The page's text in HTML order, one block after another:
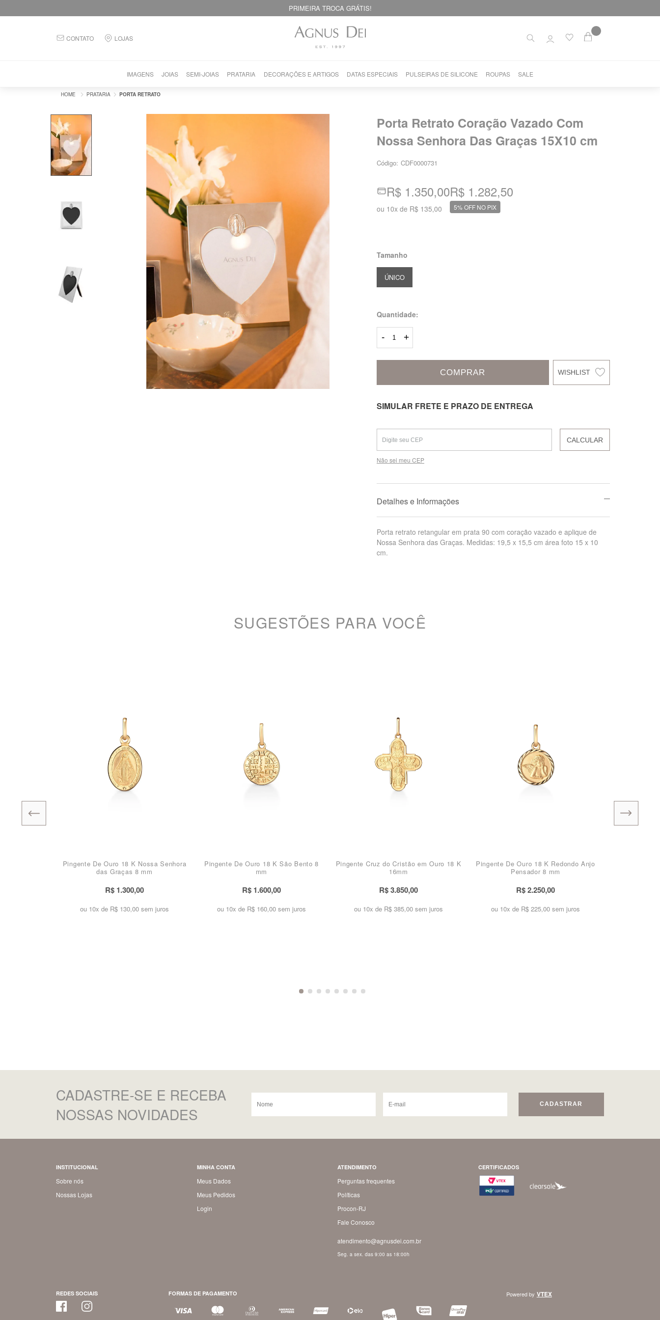
PRIMEIRA TROCA GRÁTIS!
CONTATO LOJAS
IMAGENS JOIAS SEMI-JOIAS PRATARIA DECORAÇÕES E ARTIGOS DATAS ESPECIAIS PULSEIRAS DE SILICONE ROUPAS SALE
PRATARIA PORTA RETRATO
Porta Retrato Coração Vazado Com
Nossa Senhora Das Graças 15X10 cm
Código: CDF0000731
R$ 1.350,00
ou 10xde R$ 135,00
R$ 1.282,50
5% OFF NO PIX
Tamanho
ÚNICO
Quantidade:
- +
COMPRAR
SIMULAR FRETE E PRAZO DE ENTREGA
CALCULAR
Não sei meu CEP
Detalhes e Informações
Porta retrato retangular em prata 90 com coração vazado e aplique de
Nossa Senhora das Graças. Medidas: 19,5 x 15,5 cm área foto 15 x 10
cm.
SUGESTÕES PARA VOCÊ
Pingente De Ouro 18 K Nossa Senhora
das Graças 8 mm
R$ 1.300,00
ou 10x de R$ 130,00 sem juros
Pingente De Ouro 18 K São Bento 8
mm
R$ 1.600,00
ou 10x de R$ 160,00 sem juros
Pingente Cruz do Cristão em Ouro 18 K
16mm
R$ 3.850,00
ou 10x de R$ 385,00 sem juros
Pingente De Ouro 18 K Redondo Anjo
Pensador 8 mm
R$ 2.250,00
ou 10x de R$ 225,00 sem juros
CADASTRE-SE E RECEBA
NOSSAS NOVIDADES
CADASTRAR
INSTITUCIONAL
Sobre nós
Nossas Lojas
MINHA CONTA
Meus Dados
Meus Pedidos
Login
ATENDIMENTO
Perguntas frequentes
Políticas
Procon-RJ
Fale Conosco
atendimento@agnusdei.com.br
Seg. a sex. das 9:00 as 18:00h
CERTIFICADOS
REDES SOCIAIS FORMAS DE PAGAMENTO Powered by VTEX